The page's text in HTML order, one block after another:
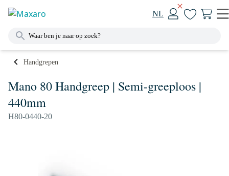
NL
Handgrepen
Mano 80 Handgreep | Semi-greeploos |
440mm
H80-0440-20